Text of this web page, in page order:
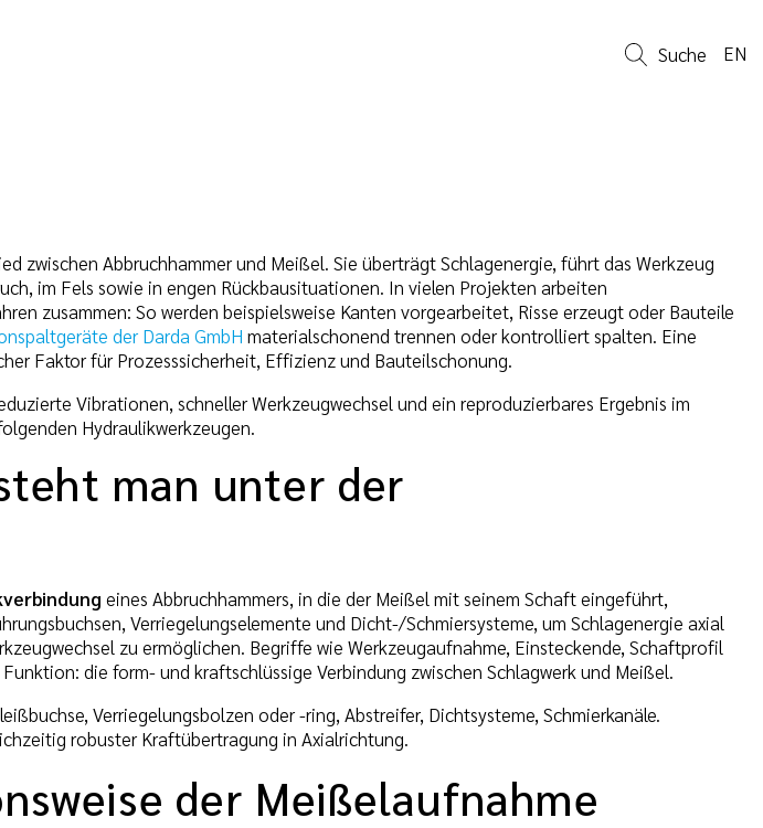
Suche EN
zwischen Abbruchhammer und Meißel. Sie überträgt Schlagenergie, führt das Werkzeug
im Fels sowie in engen Rückbausituationen. In vielen Projekten arbeiten
zusammen: So werden beispielsweise Kanten vorgearbeitet, Risse erzeugt oder Bauteile
der Darda GmbH materialschonend trennen oder kontrolliert spalten. Eine
Faktor für Prozesssicherheit, Effizienz und Bauteilschonung.
Vibrationen, schneller Werkzeugwechsel und ein reproduzierbares Ergebnis im
Hydraulikwerkzeugen.
man unter der
eines Abbruchhammers, in die der Meißel mit seinem Schaft eingeführt,
Verriegelungselemente und Dicht-/Schmiersysteme, um Schlagenergie axial
zu ermöglichen. Begriffe wie Werkzeugaufnahme, Einsteckende, Schaftprofil
die form- und kraftschlüssige Verbindung zwischen Schlagwerk und Meißel.
Verriegelungsbolzen oder -ring, Abstreifer, Dichtsysteme, Schmierkanäle.
robuster Kraftübertragung in Axialrichtung.
der Meißelaufnahme